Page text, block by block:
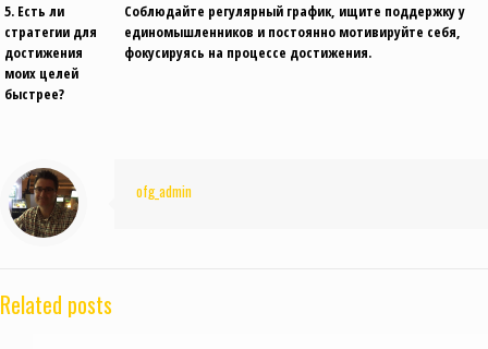
5. Есть ли
стратегии для
достижения
моих целей
быстрее?
Соблюдайте регулярный график, ищите поддержку у
единомышленников и постоянно мотивируйте себя,
фокусируясь на процессе достижения.
ofg_admin
Related posts